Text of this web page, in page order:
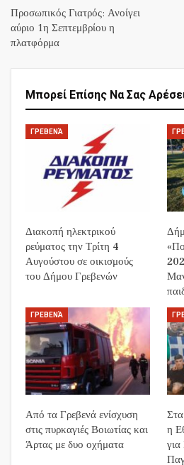
Προσωπικός Γιατρός: Ανοίγει
αύριο 1η Σεπτεμβρίου η
πλατφόρμα
Μπορεί Επίσης Να Σας
ΓΡΕΒΕΝΆ
Διακοπή ηλεκτρικού
ρεύματος την Τρίτη 4
Αυγούστου σε οικισμούς
του Δήμου Γρεβενών
ΓΡΕΒΕΝΆ
Από τα Γρεβενά ενίσχυση
στις πυρκαγιές Βοιωτίας και
Άρτας με δυο οχήματα
η